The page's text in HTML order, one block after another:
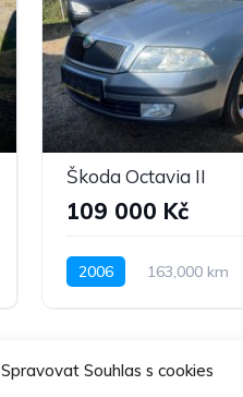
Spravovat Souhlas s cookies
Škoda Octavia II
109 000 Kč
2006 163,000 km